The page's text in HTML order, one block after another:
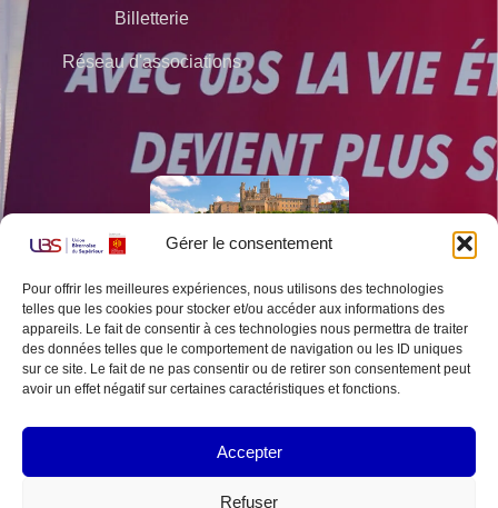
Gérer le consentement
Pour offrir les meilleures expériences, nous utilisons des technologies
telles que les cookies pour stocker et/ou accéder aux informations des
appareils. Le fait de consentir à ces technologies nous permettra de traiter
des données telles que le comportement de navigation ou les ID uniques
sur ce site. Le fait de ne pas consentir ou de retirer son consentement peut
avoir un effet négatif sur certaines caractéristiques et fonctions.
Accepter
Refuser
Billetterie
Réseau d'associations
MENTIONS LÉGALES
POLITIQUE DE COOKIES